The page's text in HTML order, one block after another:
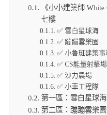
《小小建築師
七樓
✅ 雪白星球海
✅ 蹦蹦雲樂園
✅ 小魯班建築
✅ CS能量射擊場
✅ 沙力農場
✅ 小車工程隊
第一區：雪白星球
第二區：蹦蹦雲樂園